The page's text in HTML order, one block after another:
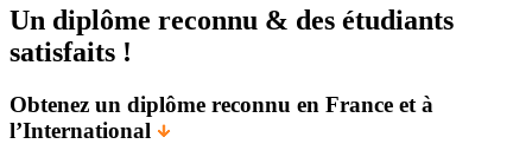
Un diplôme reconnu & des étudiants
satisfaits !
Obtenez un diplôme reconnu en France et à
l’International